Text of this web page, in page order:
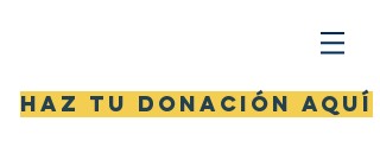
Haz tu donación aquí